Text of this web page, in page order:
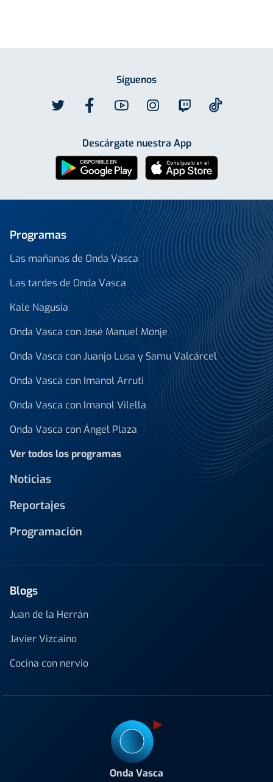
Síguenos
Descárgate nuestra App
Programas
Las mañanas de Onda Vasca
Las tardes de Onda Vasca
Kale Nagusia
Onda Vasca con José Manuel Monje
Onda Vasca con Juanjo Lusa y Samu Valcárcel
Onda Vasca con Imanol Arruti
Onda Vasca con Imanol Vilella
Onda Vasca con Ángel Plaza
Ver todos los programas
Noticias
Reportajes
Programación
Blogs
Juan de la Herrán
Javier Vizcaino
Cocina con nervio
Onda Vasca